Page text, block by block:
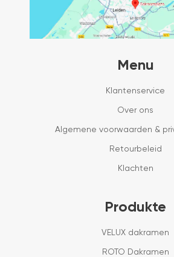
Menu
Klantenservice
Over ons
Algemene voorwaarden &
Retourbeleid
Klachten
Produkte
VELUX dakramen
ROTO Dakramen